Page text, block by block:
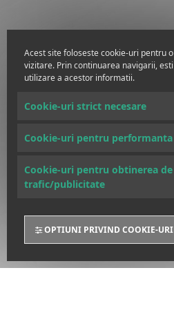
Acest site foloseste cookie-uri pentru
vizitare. Prin continuarea navigarii,
utilizare a acestor informatii.
Cookie-uri strict necesare
Cookie-uri pentru
Cookie-uri pentru obtinerea
trafic/publicitate
OPTIUNI PRIVIND COOKIE-